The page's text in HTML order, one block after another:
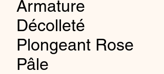
Armature
Décolleté
Plongeant Rose
Pâle